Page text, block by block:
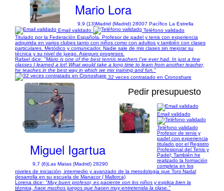
Mario Lora
9,9 (13)Madrid (Madrid) 28007 Pacífico La Estrella
Email validado
Teléfono validado
Titulado por la Federación Española. Profesor de padel y tenis con experiencia
adquirida en varios clubes tanto con niños como con adultos y también con clases
particulares. Metódico y comunicador. Nadie sale de mis clases sin mejorar su
técnica y su nivel de juego. Aseguro progresos.
Rafael dice: "Mário is one of the best tennis teachers I've ever had. In just a few
classes I learned a lot! What would take a long time to learn from another teacher,
he teaches in the best way in which we mix training and fun."
32 veces contratado en Cronoshare
1/5
Pedir presupuesto
Miguel Igartua
9,7 (6)Las Matas (Madrid) 28290
Email validado
Teléfono validado
Profesor de tenis y
padel con experiencia
titulado por el Registro
Profesional del Tenis y
Padel; También he
realizado la formación
completa en los
niveles de iniciación, intermedio y avanzado de la metodologia que Toni Nadal
desarrolla en su escuela de Manacor ( Mallorca)
Lorena dice: "Muy buen profesor, es paciente con los niños y explica bien la
técnica, hace muchos juegos que hacen muy entretenida la clase."